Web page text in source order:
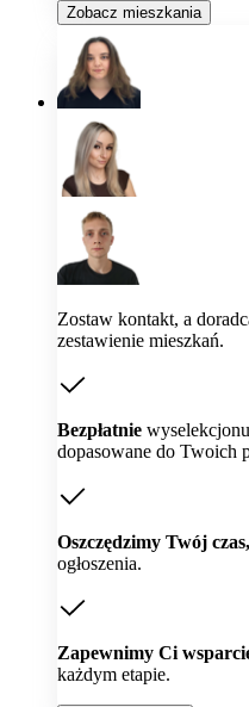
Zobacz mieszkania
Zostaw kontakt, a
zestawienie mieszkań.
Bezpłatnie
dopasowane do Twoich
Oszczędzimy Twój czas,
ogłoszenia.
Zapewnimy Ci
każdym etapie.